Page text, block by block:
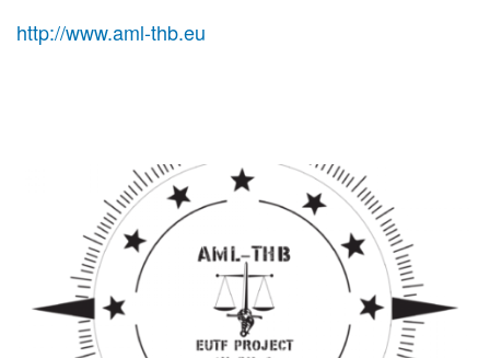
http://www.aml-thb.eu